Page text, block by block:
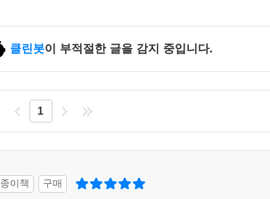
클린봇이 부적절한 글을 감지 중입니다.
1
종이책 구매